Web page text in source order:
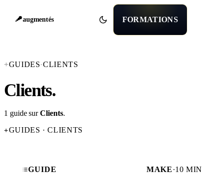
augmentés FORMATIONS
+GUIDES·CLIENTS
Clients.
1 guide surClients.
+GUIDES · CLIENTS
GUIDE MAKE·10 MIN